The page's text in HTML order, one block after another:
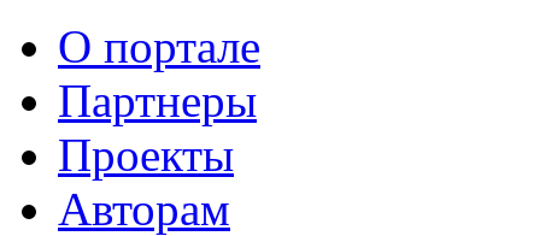
О портале
Партнеры
Проекты
Авторам